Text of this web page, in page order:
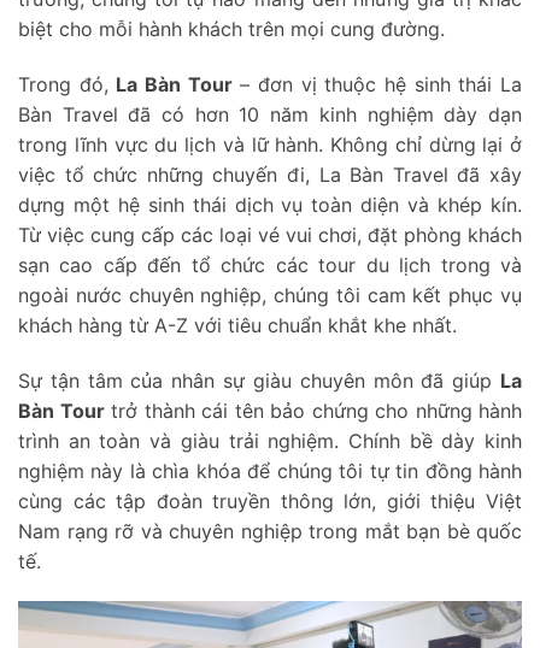
biệt cho mỗi hành khách trên mọi cung đường.
Trong đó, La Bàn Tour– đơn vị thuộc hệ sinh thái La
Bàn Travel đã có hơn 10 năm kinh nghiệm dày dạn
trong lĩnh vực du lịch và lữ hành. Không chỉ dừng lại ở
việc tổ chức những chuyến đi, La Bàn Travel đã xây
dựng một hệ sinh thái dịch vụ toàn diện và khép kín.
Từ việc cung cấp các loại vé vui chơi, đặt phòng khách
sạn cao cấp đến tổ chức các tour du lịch trong và
ngoài nước chuyên nghiệp, chúng tôi cam kết phục vụ
khách hàng từ A-Z với tiêu chuẩn khắt khe nhất.
Sự tận tâm của nhân sự giàu chuyên môn đã giúp La
Bàn Tourtrở thành cái tên bảo chứng cho những hành
trình an toàn và giàu trải nghiệm. Chính bề dày kinh
nghiệm này là chìa khóa để chúng tôi tự tin đồng hành
cùng các tập đoàn truyền thông lớn, giới thiệu Việt
Nam rạng rỡ và chuyên nghiệp trong mắt bạn bè quốc
tế.